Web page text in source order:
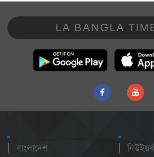
LA BANGLA
বাংলাদেশ